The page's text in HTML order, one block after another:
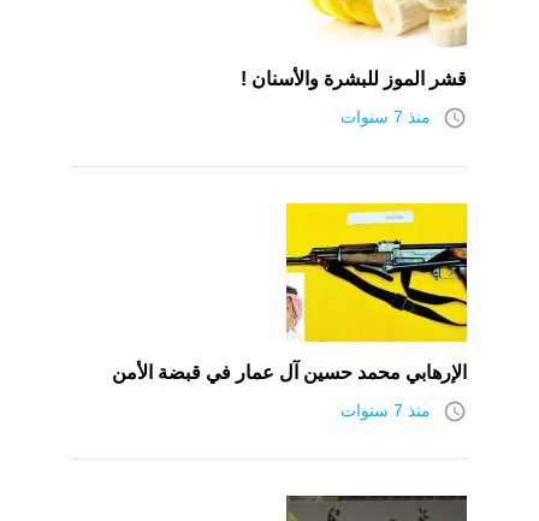
قشر الموز للبشرة والأسنان !
access_time منذ 7 سنوات
الإرهابي محمد حسين آل عمار في قبضة الأمن
access_time منذ 7 سنوات